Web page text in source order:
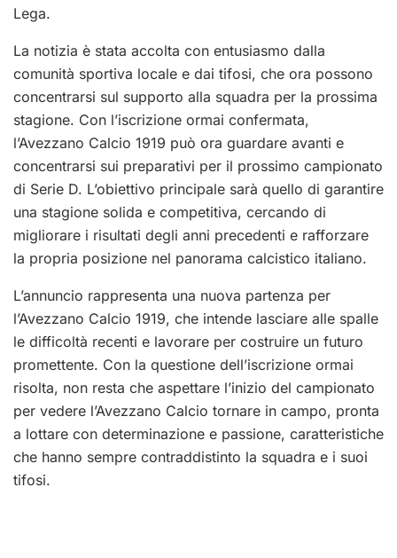
Lega.
La notizia è stata accolta con entusiasmo dalla
comunità sportiva locale e dai tifosi, che ora possono
concentrarsi sul supporto alla squadra per la prossima
stagione. Con l’iscrizione ormai confermata,
l’Avezzano Calcio 1919 può ora guardare avanti e
concentrarsi sui preparativi per il prossimo campionato
di Serie D. L’obiettivo principale sarà quello di garantire
una stagione solida e competitiva, cercando di
migliorare i risultati degli anni precedenti e rafforzare
la propria posizione nel panorama calcistico italiano.
L’annuncio rappresenta una nuova partenza per
l’Avezzano Calcio 1919, che intende lasciare alle spalle
le difficoltà recenti e lavorare per costruire un futuro
promettente. Con la questione dell’iscrizione ormai
risolta, non resta che aspettare l’inizio del campionato
per vedere l’Avezzano Calcio tornare in campo, pronta
a lottare con determinazione e passione, caratteristiche
che hanno sempre contraddistinto la squadra e i suoi
tifosi.